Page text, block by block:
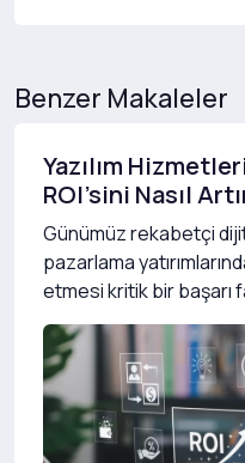
Benzer Makaleler
Yazılım
ROI’sini Nasıl
Günümüz rekabetçi
pazarlama
etmesi kritik bir başarı